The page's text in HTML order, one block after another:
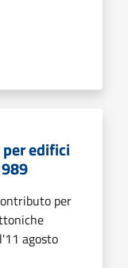
edifici
per
agosto